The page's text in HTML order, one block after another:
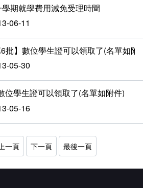
期就學費用減免受理時間
06-11
批】數位學生證可以領取了(名單如附
05-30
位學生證可以領取了(名單如附件)​
05-16
上一頁 下一頁 最後一頁